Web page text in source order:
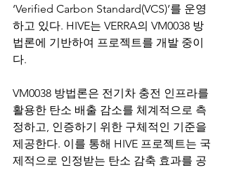
‘Verified Carbon Standard(VCS)’를 운영
하고 있다. HIVE는 VERRA의 VM0038 방
법론에 기반하여 프로젝트를 개발 중이
다.
VM0038 방법론은 전기차 충전 인프라를
활용한 탄소 배출 감소를 체계적으로 측
정하고, 인증하기 위한 구체적인 기준을
제공한다. 이를 통해 HIVE 프로젝트는 국
제적으로 인정받는 탄소 감축 효과를 공